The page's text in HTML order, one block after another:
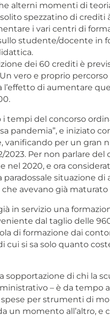
alterni momenti di
spezzatino di
i vari centri di
studente/docente in
dei 60 crediti è
vero e proprio
l’effetto di aumentare
tempi del concorso
pandemia”, e iniziato
vanificando per un gran
2023. Per non parlare
nel 2020, e ora
paradossale situazione
avevano già
in servizio una
dal taglio delle
di formazione dai
cui si sa solo quanto
sopportazione di chi la
– è da tempo
per strumenti di
un momento all’altro, e